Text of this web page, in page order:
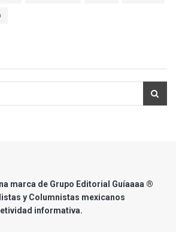
marca de Grupo Editorial Guíaaaa ®
y Columnistas mexicanos
informativa.